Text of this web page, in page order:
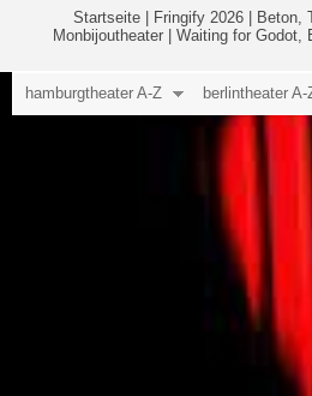
Startseite Fringify 2026 Beton,
Monbijoutheater
Waiting for Godot,
hamburgtheater A-Z berlintheater A-